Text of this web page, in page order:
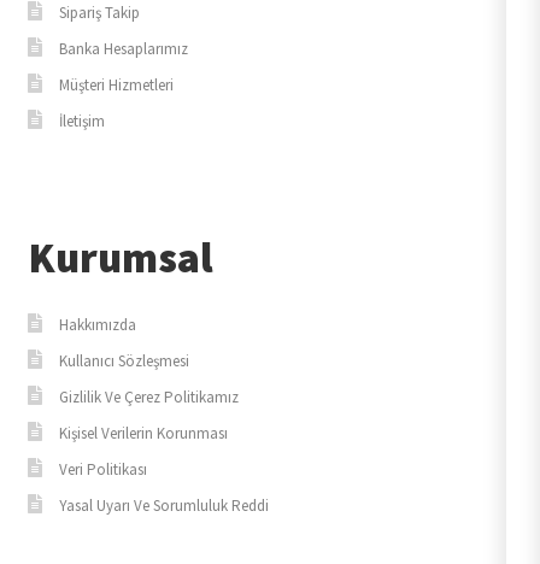
Sipariş Takip
Banka Hesaplarımız
Müşteri Hizmetleri
İletişim
Kurumsal
Hakkımızda
Kullanıcı Sözleşmesi
Gizlilik Ve Çerez Politikamız
Kişisel Verilerin Korunması
Veri Politikası
Yasal Uyarı Ve Sorumluluk Reddi